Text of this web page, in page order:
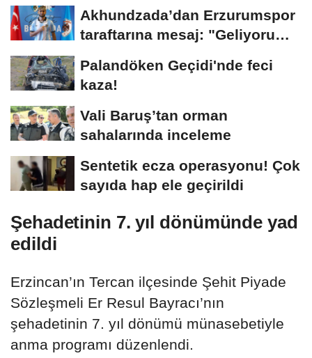
Akhundzada’dan Erzurumspor
taraftarına mesaj: "Geliyorum
Palandöken Geçidi'nde feci
kaza!
Vali Baruş’tan orman
sahalarında inceleme
Sentetik ecza operasyonu! Çok
sayıda hap ele geçirildi
Şehadetinin 7. yıl dönümünde yad
edildi
Erzincan’ın Tercan ilçesinde Şehit Piyade
Sözleşmeli Er Resul Bayracı’nın
şehadetinin 7. yıl dönümü münasebetiyle
anma programı düzenlendi.